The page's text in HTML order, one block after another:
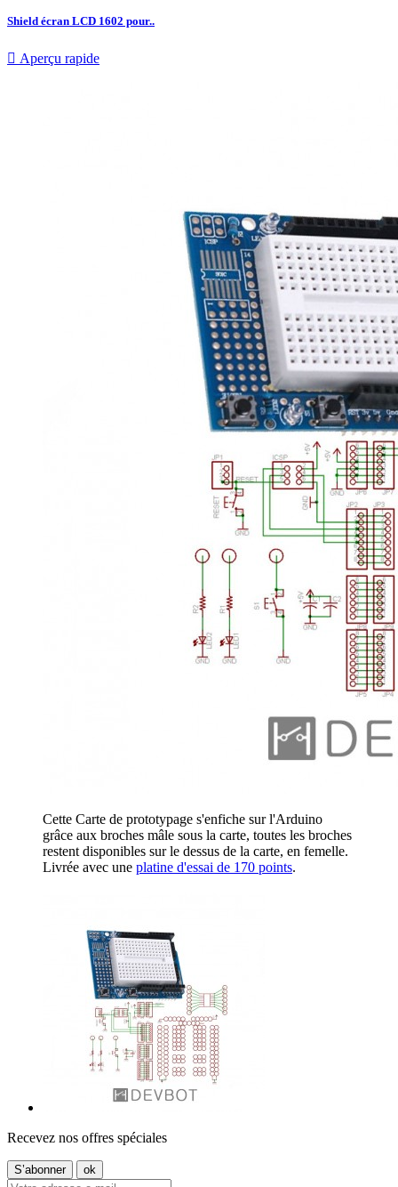
Shield écran LCD 1602 pour..
 Aperçu rapide
Cette Carte de prototypage s'enfiche sur l'Arduino
grâce aux broches mâle sous la carte, toutes les broches
restent disponibles sur le dessus de la carte, en femelle.
Livrée avec une platine d'essai de 170 points.
Recevez nos offres spéciales